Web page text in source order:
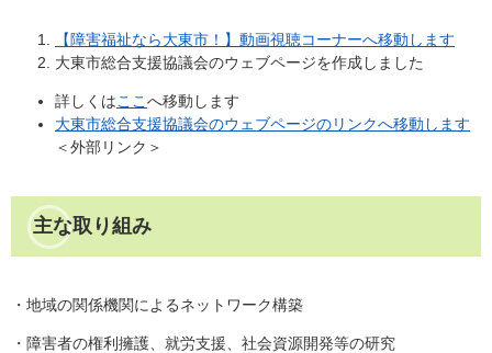
【障害福祉なら大東市！】動画視聴コーナーへ移動します
大東市総合支援協議会のウェブページを作成しました
詳しくはここ へ移動します
大東市総合支援協議会のウェブページのリンクへ移動します
＜外部リンク＞
主な取り組み
・地域の関係機関によるネットワーク構築
・障害者の権利擁護、就労支援、社会資源開発等の研究